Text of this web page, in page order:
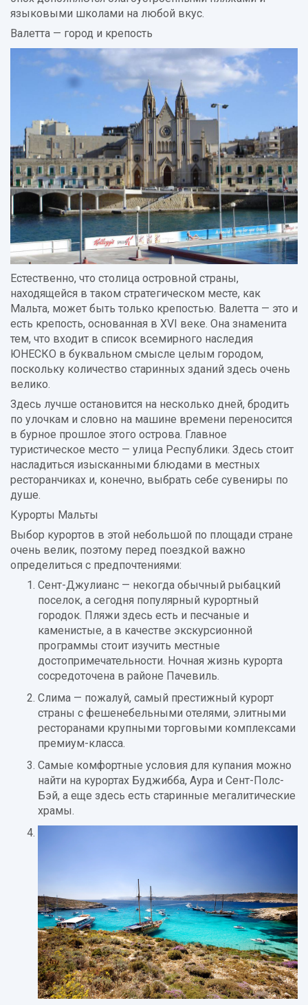
языковыми школами на любой вкус.
Валетта — город и крепость
Естественно, что столица островной страны,
находящейся в таком стратегическом месте, как
Мальта, может быть только крепостью. Валетта — это и
есть крепость, основанная в XVI веке. Она знаменита
тем, что входит в список всемирного наследия
ЮНЕСКО в буквальном смысле целым городом,
поскольку количество старинных зданий здесь очень
велико.
Здесь лучше остановится на несколько дней, бродить
по улочкам и словно на машине времени переносится
в бурное прошлое этого острова. Главное
туристическое место — улица Республики. Здесь стоит
насладиться изысканными блюдами в местных
ресторанчиках и, конечно, выбрать себе сувениры по
душе.
Курорты Мальты
Выбор курортов в этой небольшой по площади стране
очень велик, поэтому перед поездкой важно
определиться с предпочтениями:
Сент-Джулианс — некогда обычный рыбацкий
поселок, а сегодня популярный курортный
городок. Пляжи здесь есть и песчаные и
каменистые, а в качестве экскурсионной
программы стоит изучить местные
достопримечательности. Ночная жизнь курорта
сосредоточена в районе Пачевиль.
Слима — пожалуй, самый престижный курорт
страны с фешенебельными отелями, элитными
ресторанами крупными торговыми комплексами
премиум-класса.
Самые комфортные условия для купания можно
найти на курортах Буджибба, Аура и Сент-Полс-
Бэй, а еще здесь есть старинные мегалитические
храмы.